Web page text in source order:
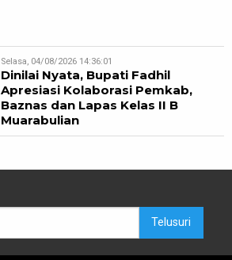
Selasa, 04/08/2026 14:36:01
Dinilai Nyata, Bupati Fadhil
Apresiasi Kolaborasi Pemkab,
Baznas dan Lapas Kelas II B
Muarabulian
Telusuri